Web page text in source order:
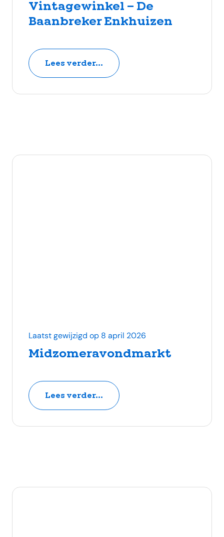
Vintagewinkel – De
Baanbreker Enkhuizen
Lees verder...
Midzomeravondmarkt
Laatst gewijzigd op 8 april 2026
Lees verder...